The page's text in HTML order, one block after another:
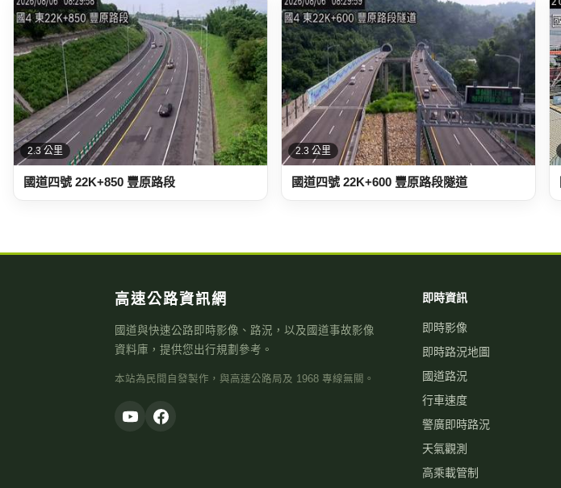
2.3 公里
國道四號 22K+850 豐原路段
2.3 公里
國道四號 22K+600 豐原路段隧道
高速公路資訊網
國道與快速公路即時影像、路況，以及國道事故影像
資料庫，提供您出行規劃參考。
本站為民間自發製作，與高速公路局及 1968 專線無關。
即時資訊
即時影像
即時路況地圖
國道路況
行車速度
警廣即時路況
天氣觀測
高乘載管制